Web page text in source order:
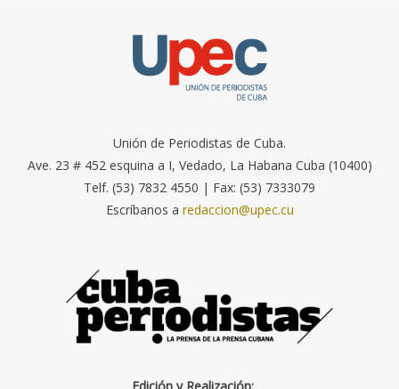
Unión de Periodistas de Cuba.
Ave. 23 # 452 esquina a I, Vedado, La Habana Cuba (10400)
Telf. (53) 7832 4550 | Fax: (53) 7333079
Escríbanos a redaccion@upec.cu